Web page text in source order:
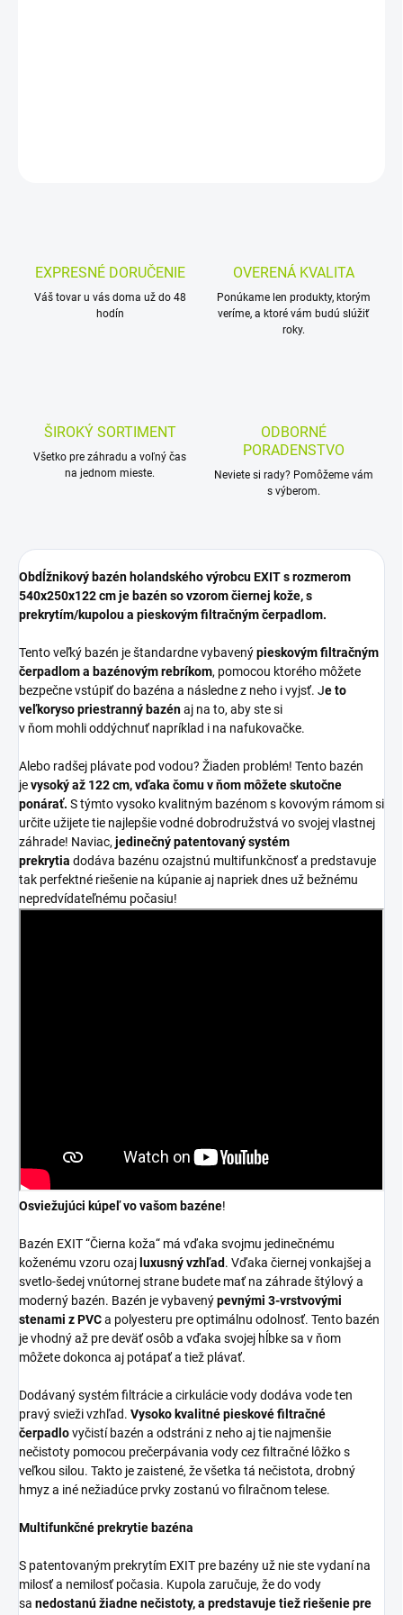
EXPRESNÉ DORUČENIE
Váš tovar u vás doma už do 48
hodín
OVERENÁ KVALITA
Ponúkame len produkty, ktorým
veríme, a ktoré vám budú slúžiť
roky.
ŠIROKÝ SORTIMENT
Všetko pre záhradu a voľný čas
na jednom mieste.
ODBORNÉ
PORADENSTVO
Neviete si rady? Pomôžeme vám
s výberom.
Obdĺžnikový bazén holandského výrobcu EXIT s rozmerom
540x250x122 cm je bazén so vzorom čiernej kože, s
prekrytím/kupolou a pieskovým filtračným čerpadlom.
Tento veľký bazén je štandardne vybavenýpieskovým filtračným
čerpadlom a bazénovým rebríkom, pomocou ktorého môžete
bezpečne vstúpiť do bazéna a následne z neho i vyjsť. Je to
veľkoryso priestranný bazénaj na to, aby ste si
v ňom mohli oddýchnuť napríklad i na nafukovačke.
Alebo radšej plávate pod vodou? Žiaden problém! Tento bazén
jevysoký až 122 cm, vďaka čomu v ňom môžete skutočne
ponárať. S týmto vysoko kvalitným bazénom s kovovým rámom si
určite užijete tie najlepšie vodné dobrodružstvá vo svojej vlastnej
záhrade! Naviac, jedinečný patentovaný systém
prekrytia dodáva bazénu ozajstnú multifunkčnosť a predstavuje
tak perfektné riešenie na kúpanie aj napriek dnes už bežnému
nepredvídateľnému počasiu!
Osviežujúci kúpeľ vo vašom bazéne!
Bazén EXIT “Čierna koža“ má vďaka svojmu jedinečnému
koženému vzoru ozaj luxusný vzhľad. Vďaka čiernej vonkajšej a
svetlo-šedej vnútornej strane budete mať na záhrade štýlový a
moderný bazén. Bazén je vybavenýpevnými 3-vrstvovými
stenami z PVCa polyesteru pre optimálnu odolnosť. Tento bazén
je vhodný až pre deväť osôb a vďaka svojej hĺbke sa v ňom
môžete dokonca aj potápať a tiež plávať.
Dodávaný systém filtrácie a cirkulácie vody dodáva vode ten
pravý svieži vzhľad. Vysoko kvalitné pieskové filtračné
čerpadlovyčistí bazén a odstráni z neho aj tie najmenšie
nečistoty pomocou prečerpávania vody cez filtračné lôžko s
veľkou silou. Takto je zaistené, že všetka tá nečistota, drobný
hmyz a iné nežiadúce prvky zostanú vo filračnom telese.
Multifunkčné prekrytie bazéna
S patentovaným prekrytím EXIT pre bazény už nie ste vydaní na
milosť a nemilosť počasia. Kupola zaručuje, že do vody
sa nedostanú žiadne nečistoty, a predstavuje tiež riešenie pre